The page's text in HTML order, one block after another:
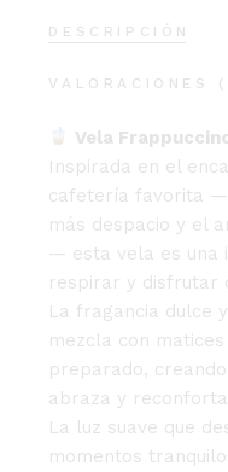
DESCRIPCIÓN
VALORACIONES
Vela
Inspirada en el
cafetería favorita
más despacio y el
— esta vela es una
respirar y disfrutar
La fragancia dulce
mezcla con
preparado,
abraza y reconforta.
La luz suave que
momentos